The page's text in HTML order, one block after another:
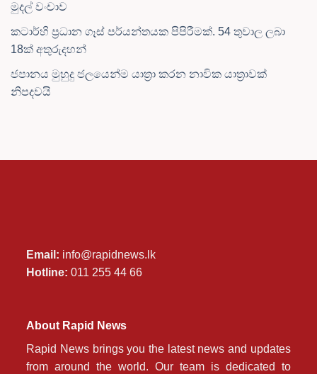
මුදල් වංචාව
කටාර්හි ප්‍රධාන ගෑස් පර්යන්තයක පිපිරීමක්. 54 තුවාල ලබා
18ක් අතුරුදහන්
ජපානය මුහුදු ජලයෙන්ම යාත්‍රා කරන නාවික යාත්‍රාවක්
නිපදවයි
Email: info@rapidnews.lk
Hotline: 011 255 44 66
About Rapid News
Rapid News brings you the latest news and updates
from around the world. Our team is dedicated to